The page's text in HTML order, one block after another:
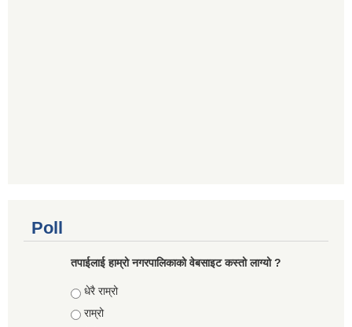
Poll
तपाईलाई हाम्रो नगरपालिकाको वेबसाइट कस्तो लाग्यो ?
Choices
धेरै राम्रो
राम्रो